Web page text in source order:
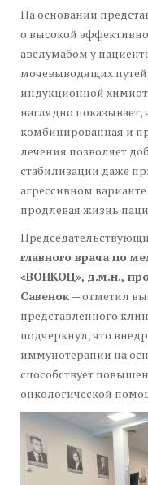
На основании
о высокой
авелумабом у
мочевыводящих
индукционной
наглядно показывает,
комбинированная и
лечения позволяет
стабилизации даже
агрессивном
продлевая жизнь
главного врача по
«ВОНКОЦ», д.м.н.,
Савенок— отметил
представленного
подчеркнул, что
иммунотерапии на
способствует
онкологической